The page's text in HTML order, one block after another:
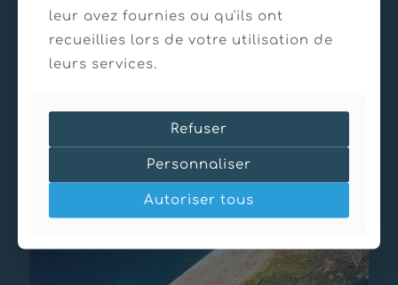
leur avez fournies ou qu'ils ont
recueillies lors de votre utilisation de
leurs services.
Refuser
Personnaliser
Autoriser tous